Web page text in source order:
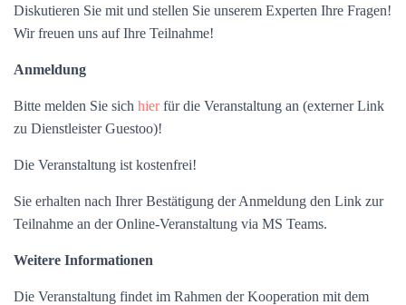
Diskutieren Sie mit und stellen Sie unserem Experten Ihre Fragen!
Wir freuen uns auf Ihre Teilnahme!
Anmeldung
Bitte melden Sie sich hierfür die Veranstaltung an (externer Link
zu Dienstleister Guestoo)!
Die Veranstaltung ist kostenfrei!
Sie erhalten nach Ihrer Bestätigung der Anmeldung den Link zur
Teilnahme an der Online-Veranstaltung via MS Teams.
Weitere Informationen
Die Veranstaltung findet im Rahmen der Kooperation mit dem